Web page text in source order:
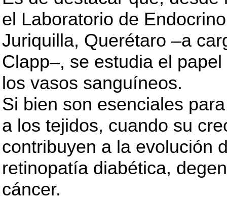
el Laboratorio de
Juriquilla, Querétaro –a
Clapp–, se estudia el
los vasos sanguíneos.
Si bien son esenciales
a los tejidos, cuando su
contribuyen a la evolución
retinopatía diabética,
cáncer.